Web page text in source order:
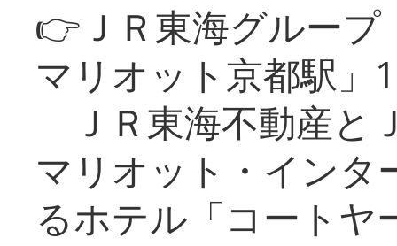
👉ＪＲ東海グルー
マリオット京都駅」
ＪＲ東海不動産と
マリオット・インタ
るホテル「コートヤ